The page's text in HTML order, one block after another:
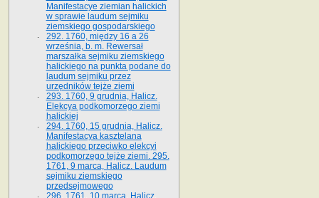
Manifestacye ziemian halickich
w sprawie laudum sejmiku
ziemskiego gospodarskiego
292. 1760, między 16 a 26
września, b. m. Rewersał
marszałka sejmiku ziemskiego
halickiego na punkta podane do
laudum sejmiku przez
urzędników tejże ziemi
293. 1760, 9 grudnia, Halicz.
Elekcya podkomorzego ziemi
halickiej
294. 1760, 15 grudnia, Halicz.
Manifestacya kasztelana
halickiego przeciwko elekcyi
podkomorzego tejże ziemi. 295.
1761, 9 marca, Halicz. Laudum
sejmiku ziemskiego
przedsejmowego
296. 1761, 10 marca, Halicz.